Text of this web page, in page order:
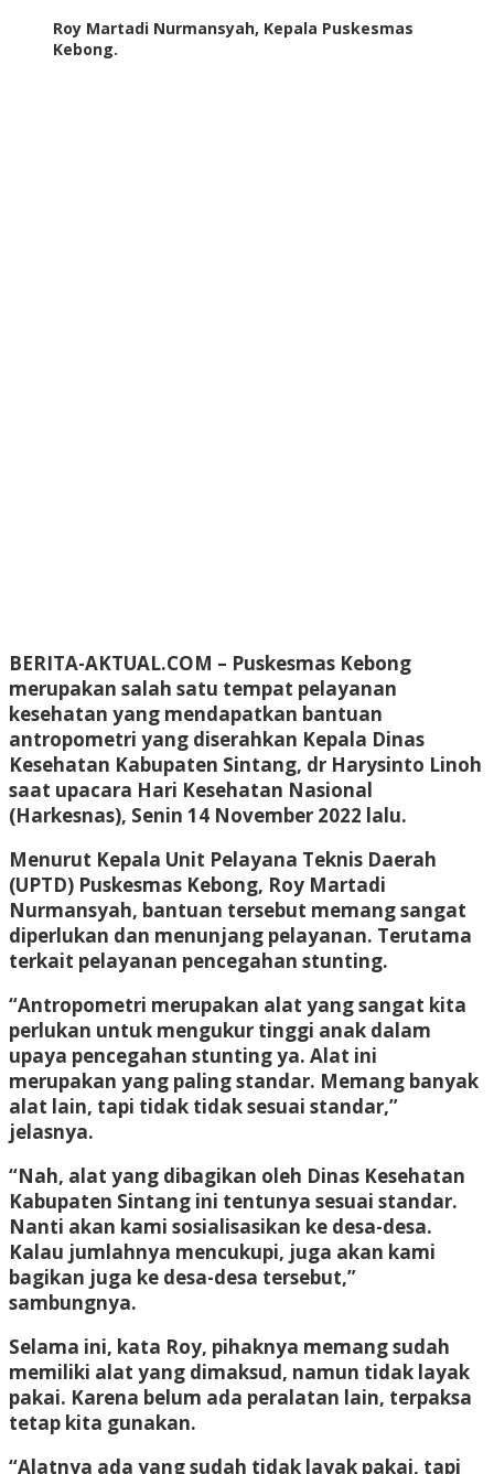
Roy Martadi Nurmansyah, Kepala Puskesmas
Kebong.
BERITA-AKTUAL.COM – Puskesmas Kebong
merupakan salah satu tempat pelayanan
kesehatan yang mendapatkan bantuan
antropometri yang diserahkan Kepala Dinas
Kesehatan Kabupaten Sintang, dr Harysinto Linoh
saat upacara Hari Kesehatan Nasional
(Harkesnas), Senin 14 November 2022 lalu.
Menurut Kepala Unit Pelayana Teknis Daerah
(UPTD) Puskesmas Kebong, Roy Martadi
Nurmansyah, bantuan tersebut memang sangat
diperlukan dan menunjang pelayanan. Terutama
terkait pelayanan pencegahan stunting.
“Antropometri merupakan alat yang sangat kita
perlukan untuk mengukur tinggi anak dalam
upaya pencegahan stunting ya. Alat ini
merupakan yang paling standar. Memang banyak
alat lain, tapi tidak tidak sesuai standar,”
jelasnya.
“Nah, alat yang dibagikan oleh Dinas Kesehatan
Kabupaten Sintang ini tentunya sesuai standar.
Nanti akan kami sosialisasikan ke desa-desa.
Kalau jumlahnya mencukupi, juga akan kami
bagikan juga ke desa-desa tersebut,”
sambungnya.
Selama ini, kata Roy, pihaknya memang sudah
memiliki alat yang dimaksud, namun tidak layak
pakai. Karena belum ada peralatan lain, terpaksa
tetap kita gunakan.
“Alatnya ada yang sudah tidak layak pakai, tapi